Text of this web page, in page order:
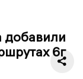
добавили
6г